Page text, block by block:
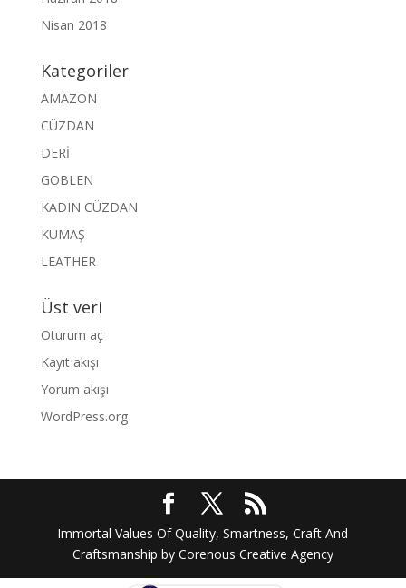
Nisan 2018
Kategoriler
AMAZON
CÜZDAN
DERİ
GOBLEN
KADIN CÜZDAN
KUMAŞ
LEATHER
Üst veri
Oturum aç
Kayıt akışı
Yorum akışı
WordPress.org
Immortal Values Of Quality, Smartness, Craft And
Craftsmanship by Corenous Creative Agency